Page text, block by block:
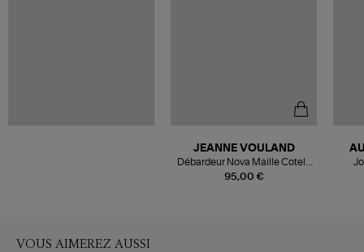
95,00 €
JEANNE VOULAND
Débardeur Nova Maille Cotelé
Noir
VOUS AIMEREZ AUSSI